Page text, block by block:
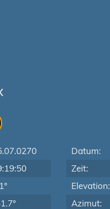
Datum:
Zeit:
Elevation:
Azimut: